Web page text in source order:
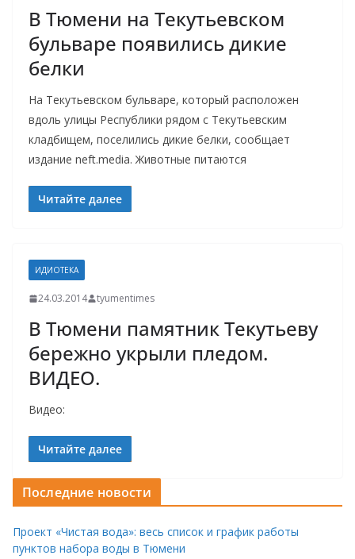
В Тюмени на Текутьевском
бульваре появились дикие
белки
На Текутьевском бульваре, который расположен
вдоль улицы Республики рядом с Текутьевским
кладбищем, поселились дикие белки, сообщает
издание neft.media. Животные питаются
Читайте далее
ИДИОТЕКА
24.03.2014 tyumentimes
В Тюмени памятник Текутьеву
бережно укрыли пледом.
ВИДЕО.
Видео:
Читайте далее
Последние новости
Проект «Чистая вода»: весь список и график работы
пунктов набора воды в Тюмени